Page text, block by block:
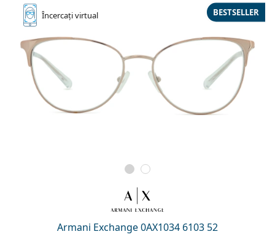
Încercațivirtual
Armani Exchange 0AX1034 6103 52
BESTSELLER